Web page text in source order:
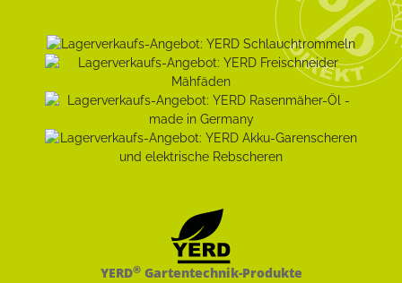
YERD®Gartentechnik-Produkte